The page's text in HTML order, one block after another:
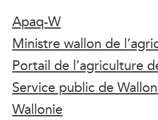
Apaq-W
Ministre wallon de
Portail de l’agriculture
Service public de
Wallonie